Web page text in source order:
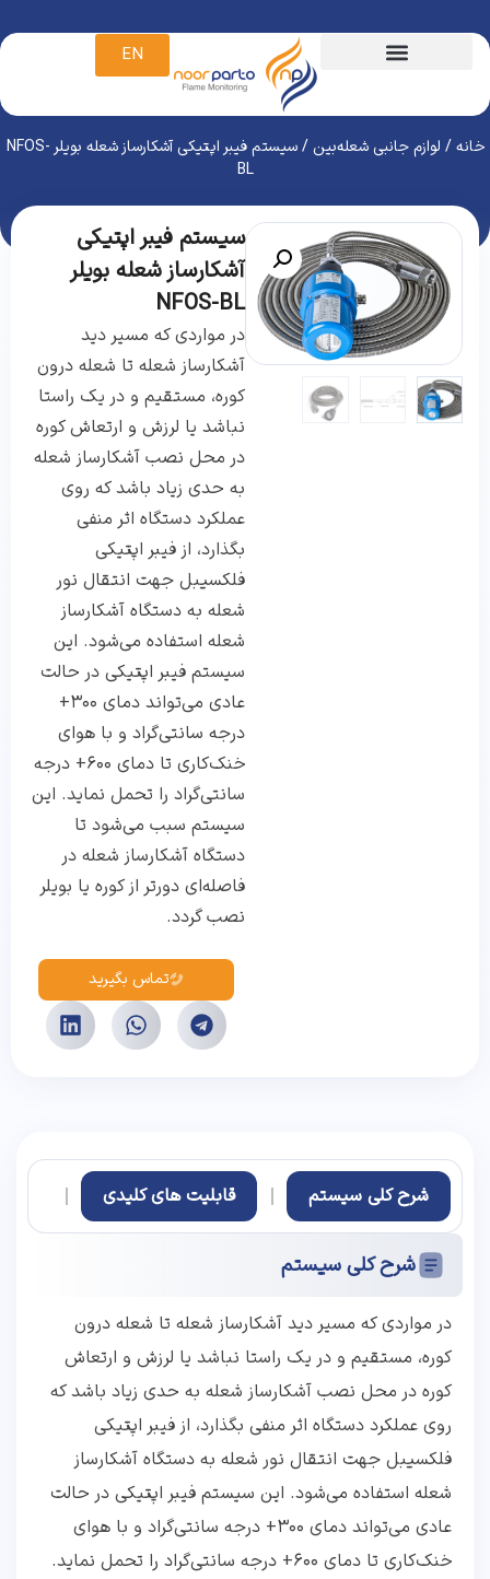
EN
خانه/ لوازم جانبی شعله‌بین
/ سیستم فیبر اپتیکی آشکارساز شعله بویلر NFOS-
BL
سیستم فیبر اپتیکی
آشکارساز شعله بویلر
NFOS-BL
در مواردی که مسیر دید
آشکارساز شعله تا شعله درون
کوره، مستقیم و در یک راستا
نباشد یا لرزش و ارتعاش کوره
در محل نصب آشکارساز شعله
به حدی زیاد باشد که روی
عملکرد دستگاه اثر منفی
بگذارد، از فیبر اپتیکی
فلکسیبل جهت انتقال نور
شعله به دستگاه آشکارساز
شعله استفاده می‌شود. این
سیستم فیبر اپتیکی در حالت
عادی می‌تواند دمای 300+
درجه سانتی‌گراد و با هوای
خنک‌کاری تا دمای 600+ درجه
سانتی‌گراد را تحمل نماید. این
سیستم سبب می‌شود تا
دستگاه آشکارساز شعله در
فاصله‌ای دورتر از کوره یا بویلر
نصب گردد.
تماس بگیرید
شرح کلی سیستم قابلیت های کلیدی
شرح کلی سیستم
در مواردی که مسیر دید آشکارساز شعله تا شعله درون
کوره، مستقیم و در یک راستا نباشد یا لرزش و ارتعاش
کوره در محل نصب آشکارساز شعله به حدی زیاد باشد که
روی عملکرد دستگاه اثر منفی بگذارد، از فیبر اپتیکی
فلکسیبل جهت انتقال نور شعله به دستگاه آشکارساز
شعله استفاده می‌شود. این سیستم فیبر اپتیکی در حالت
عادی می‌تواند دمای 300+ درجه سانتی‌گراد و با هوای
خنک‌کاری تا دمای 600+ درجه سانتی‌گراد را تحمل نماید.